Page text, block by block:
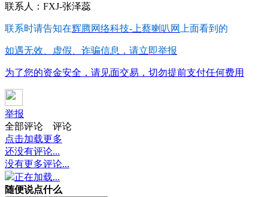
联系人：FXJ-张泽蕊
联系时请告知在辉腾网络科技-上蔡喇叭网 上面看到的
如遇无效、虚假、诈骗信息，请立即举报
为了您的资金安全，请见面交易，切勿提前支付任何费用
举报
全部评论
评论
点击加载更多
还没有评论...
没有更多评论...
正在加载...
随便说点什么